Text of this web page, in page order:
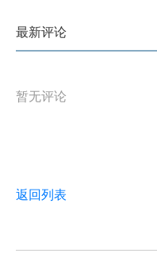
最新评论
暂无评论
返回列表